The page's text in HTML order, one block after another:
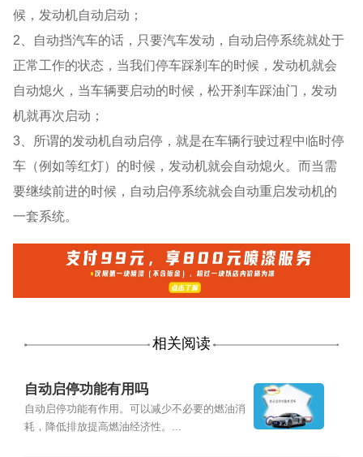
候，发动机自动启动；
2、自动挡汽车的话，只要汽车发动，自动启停系统就处于
正常工作的状态，当我们停车踩刹车的时候，发动机就会
自动熄火，当车辆要启动的时候，松开刹车踩油门，发动
机就再次启动；
3、所谓的发动机自动启停，就是在车辆行驶过程中临时停
车（例如等红灯）的时候，发动机就会自动熄火。而当需
要继续前进的时候，自动启停系统就会自动重启发动机的
一套系统。
相关阅读
自动启停功能有用吗
自动启停功能有作用。可以减少不必要的燃油消
耗，降低排放提高燃油经济性。...